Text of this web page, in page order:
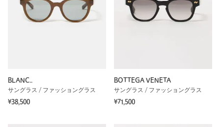
BLANC..
サングラス / ファッショングラス
¥38,500
BOTTEGA VENETA
サングラス / ファッショングラス
¥71,500